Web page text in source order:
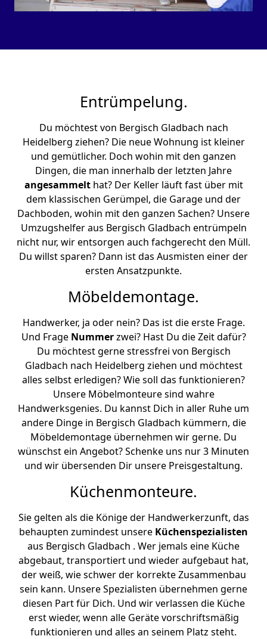
Entrümpelung.
Du möchtest von Bergisch Gladbach nach
Heidelberg ziehen? Die neue Wohnung ist kleiner
und gemütlicher. Doch wohin mit den ganzen
Dingen, die man innerhalb der letzten Jahre
angesammelthat? Der Keller läuft fast über mit
dem klassischen Gerümpel, die Garage und der
Dachboden, wohin mit den ganzen Sachen? Unsere
Umzugshelfer aus Bergisch Gladbach entrümpeln
nicht nur, wir entsorgen auch fachgerecht den Müll.
Du willst sparen? Dann ist das Ausmisten einer der
ersten Ansatzpunkte.
Möbeldemontage.
Handwerker, ja oder nein? Das ist die erste Frage.
Und Frage Nummerzwei? Hast Du die Zeit dafür?
Du möchtest gerne stressfrei von Bergisch
Gladbach nach Heidelberg ziehen und möchtest
alles selbst erledigen? Wie soll das funktionieren?
Unsere Möbelmonteure sind wahre
Handwerksgenies. Du kannst Dich in aller Ruhe um
andere Dinge in Bergisch Gladbach kümmern, die
Möbeldemontage übernehmen wir gerne. Du
wünschst ein Angebot? Schenke uns nur 3 Minuten
und wir übersenden Dir unsere Preisgestaltung.
Küchenmonteure.
Sie gelten als die Könige der Handwerkerzunft, das
behaupten zumindest unsere Küchenspezialisten
aus Bergisch Gladbach . Wer jemals eine Küche
abgebaut, transportiert und wieder aufgebaut hat,
der weiß, wie schwer der korrekte Zusammenbau
sein kann. Unsere Spezialisten übernehmen gerne
diesen Part für Dich. Und wir verlassen die Küche
erst wieder, wenn alle Geräte vorschriftsmäßig
funktionieren und alles an seinem Platz steht.